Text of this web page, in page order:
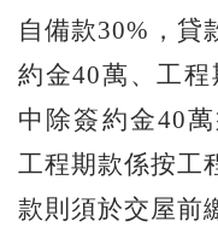
自備款30%，貸
約金40萬、工
中除簽約金40
工程期款係按工
款則須於交屋前